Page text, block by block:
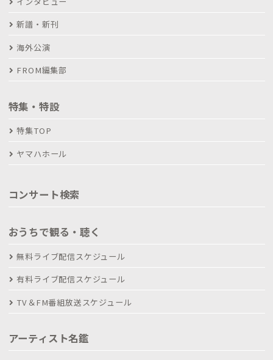
新譜・新刊
海外公演
FROM編集部
特集・特設
特集TOP
ヤマハホール
コンサート検索
おうちで観る・聴く
無料ライブ配信スケジュール
有料ライブ配信スケジュール
TV＆FM番組放送スケジュール
アーティスト名鑑